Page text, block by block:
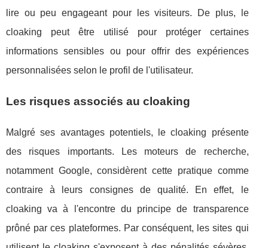
lire ou peu engageant pour les visiteurs. De plus, le
cloaking peut être utilisé pour protéger certaines
informations sensibles ou pour offrir des expériences
personnalisées selon le profil de l'utilisateur.
Les risques associés au cloaking
Malgré ses avantages potentiels, le cloaking présente
des risques importants. Les moteurs de recherche,
notamment Google, considèrent cette pratique comme
contraire à leurs consignes de qualité. En effet, le
cloaking va à l'encontre du principe de transparence
prôné par ces plateformes. Par conséquent, les sites qui